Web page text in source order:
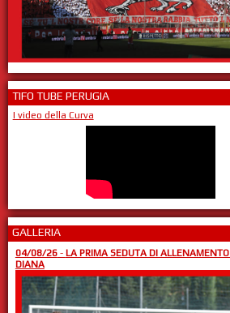
TIFO TUBE PERUGIA
I video della Curva
GALLERIA
04/08/26- LA PRIMA SEDUTA DI
DIANA